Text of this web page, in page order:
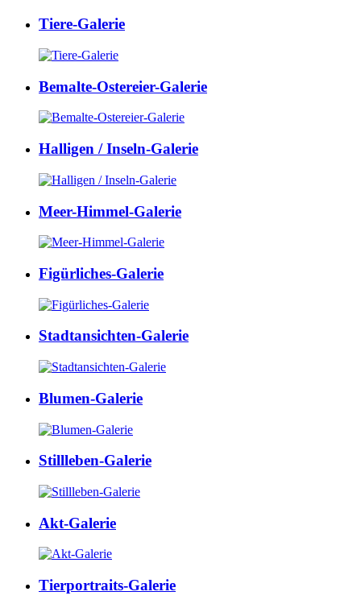
Tiere-Galerie
Bemalte-Ostereier-Galerie
Halligen / Inseln-Galerie
Meer-Himmel-Galerie
Figürliches-Galerie
Stadtansichten-Galerie
Blumen-Galerie
Stillleben-Galerie
Akt-Galerie
Tierportraits-Galerie